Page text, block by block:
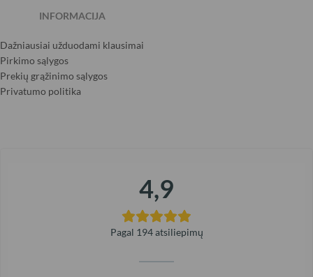
INFORMACIJA
Dažniausiai užduodami klausimai
Pirkimo sąlygos
Prekių grąžinimo sąlygos
Privatumo politika
4,9
Pagal 194 atsiliepimų